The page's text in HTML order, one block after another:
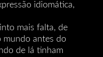
idiomática,
mais falta, de
mundo antes do
de lá tinham